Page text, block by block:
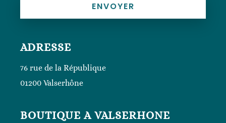
ENVOYER
ADRESSE
76 rue de la République
01200 Valserhône
BOUTIQUE A VALSERHONE